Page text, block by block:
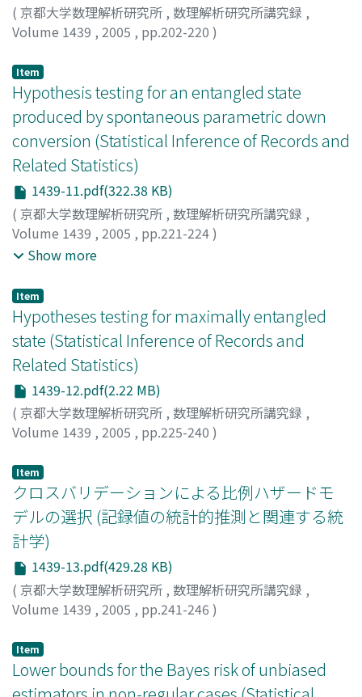
( 京都大学数理解析研究所 , 数理解析研究所講究録 ,
Volume 1439 , 2005 , pp.202-220 )
武美
Item
Hypothesis testing for an entangled state
produced by spontaneous parametric down
conversion (Statistical Inference of Records and
Related Statistics)
1439-11.pdf(322.38 KB)
( 京都大学数理解析研究所 , 数理解析研究所講究録 ,
Volume 1439 , 2005 , pp.221-224)
津田, 美幸;富田, 章久
Masahito
Show more
Item
Hypotheses testing for maximally entangled
state (Statistical Inference of Records and
Related Statistics)
1439-12.pdf(2.22 MB)
( 京都大学数理解析研究所 , 数理解析研究所講究録 ,
Volume 1439 , 2005 , pp.225-240 )
Item
クロスバリデーションによる比例ハザードモ
デルの選択 (記録値の統計的推測と関連する統
計学)
1439-13.pdf(429.28 KB)
( 京都大学数理解析研究所 , 数理解析研究所講究録 ,
Volume 1439 , 2005 , pp.241-246 )
Item
Lower bounds for the Bayes risk of unbiased